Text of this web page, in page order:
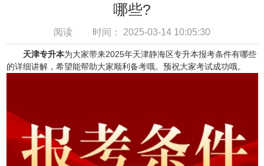
哪些?
阅读 时间： 2025-03-14 10:05:30
天津专升本为大家带来2025年天津静海区专升本报考条件有哪些
的详细讲解，希望能帮助大家顺利备考哦。预祝大家考试成功哦。